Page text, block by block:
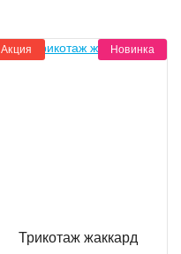
Акция Новинка
Трикотаж жаккард